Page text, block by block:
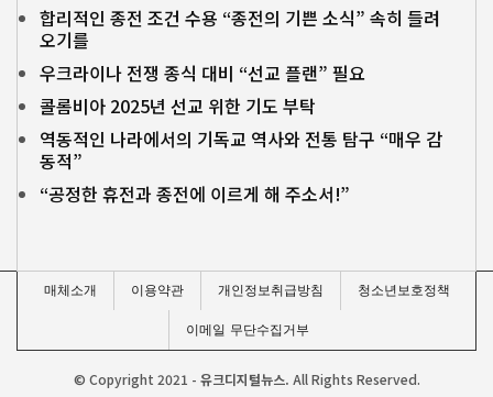
합리적인 종전 조건 수용 “종전의 기쁜 소식” 속히 들려
오기를
우크라이나 전쟁 종식 대비 “선교 플랜” 필요
콜롬비아 2025년 선교 위한 기도 부탁
역동적인 나라에서의 기독교 역사와 전통 탐구 “매우 감
동적”
“공정한 휴전과 종전에 이르게 해 주소서!”
매체소개 이용약관 개인정보취급방침
청소년보호정책
이메일 무단수집거부
© Copyright 2021 - 유크디지털뉴스. All Rights Reserved.